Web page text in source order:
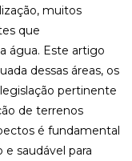
muitos
que
água. Este artigo
dessas áreas, os
pertinente
de terrenos
é fundamental
saudável para